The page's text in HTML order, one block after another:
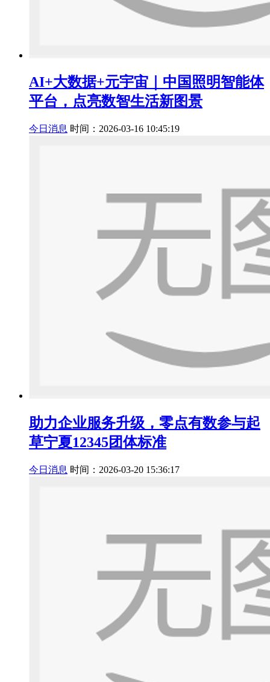
AI+大数据+元宇宙｜中国照明智能体
平台，点亮数智生活新图景
今日消息 时间：2026-03-16 10:45:19
助力企业服务升级，零点有数参与起
草宁夏12345团体标准
今日消息 时间：2026-03-20 15:36:17